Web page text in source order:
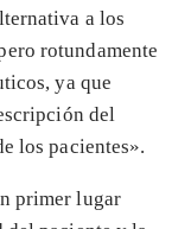
a los
rotundamente
ya que
del
los pacientes».
primer lugar